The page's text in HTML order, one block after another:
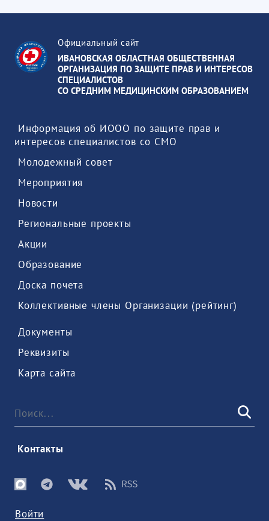
Официальный сайт
ИВАНОВСКАЯ ОБЛАСТНАЯ ОБЩЕСТВЕННАЯ
ОРГАНИЗАЦИЯ ПО ЗАЩИТЕ ПРАВ И ИНТЕРЕСОВ
СПЕЦИАЛИСТОВ
СО СРЕДНИМ МЕДИЦИНСКИМ ОБРАЗОВАНИЕМ
интересов специалистов со СМО
Молодежный совет
Мероприятия
Новости
Региональные проекты
Акции
Образование
Доска почета
Коллективные члены Организации (рейтинг)
Документы
Реквизиты
Карта сайта
Контакты
Войти